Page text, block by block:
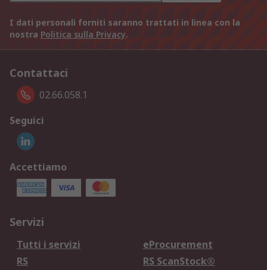
I dati personali forniti saranno trattati in linea con la
nostra Politica sulla Privacy.
Contattaci
02.66.058.1
Seguici
Accettiamo
Servizi
Tutti i servizi
eProcurement
RS
RS ScanStock®